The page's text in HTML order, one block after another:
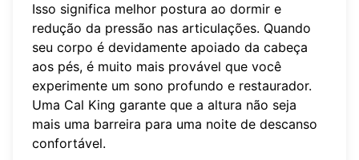
Isso significa melhor postura ao dormir e
redução da pressão nas articulações. Quando
seu corpo é devidamente apoiado da cabeça
aos pés, é muito mais provável que você
experimente um sono profundo e restaurador.
Uma Cal King garante que a altura não seja
mais uma barreira para uma noite de descanso
confortável.